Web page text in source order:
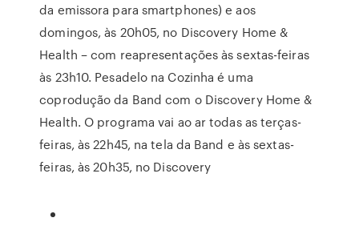
da emissora para smartphones) e aos
domingos, às 20h05, no Discovery Home &
Health – com reapresentações às sextas-feiras
às 23h10. Pesadelo na Cozinha é uma
coprodução da Band com o Discovery Home &
Health. O programa vai ao ar todas as terças-
feiras, às 22h45, na tela da Band e às sextas-
feiras, às 20h35, no Discovery